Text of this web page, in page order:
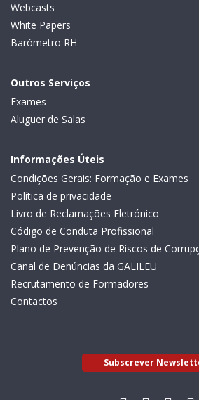
Webcasts
White Papers
Barómetro RH
Outros Serviços
Exames
Aluguer de Salas
Informações Úteis
Condições Gerais: Formação e Exames
Política de privacidade
Livro de Reclamações Eletrónico
Código de Conduta Profissional
Plano de Prevenção de Riscos de
Canal de Denúncias da GALILEU
Recrutamento de Formadores
Contactos
Subscrever